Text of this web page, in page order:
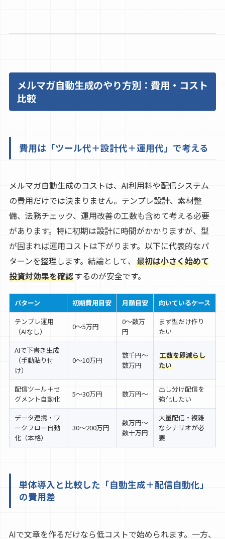
メルマガ自動生成のやり方別：費用・コスト
比較
費用は「ツール代＋設計代＋運用代」で考える
メルマガ自動生成のコストは、AI利用料や配信システム
の費用だけでは決まりません。テンプレ設計、素材整
備、法務チェック、運用改善の工数も含めて考える必要
があります。特に初期は設計に時間がかかりますが、型
が固まれば運用コストは下がります。以下に代表的なパ
ターンを整理します。結論として、 最初は小さく始めて
投資対効果を確認するのが安全です。
パターン 初期費用目安 月額目安
向いているケース
テンプレ運用
（AIなし）
0〜5万円
0〜数万
円
まず型だけ作り
たい
AIで下書き生成
（手動貼り付
け）
0〜10万円
数千円〜
数万円
工数を即減らし
たい
配信ツール＋セ
グメント自動化
5〜30万円 数万円〜
出し分け配信を
強化したい
データ連携・ワ
ークフロー自動
化（本格）
30〜200万円
数万円〜
数十万円
大量配信・複雑
なシナリオが必
要
単体導入と比較した「自動生成＋配信自動化」
の費用差
AIで文章を作るだけなら低コストで始められます。一方、